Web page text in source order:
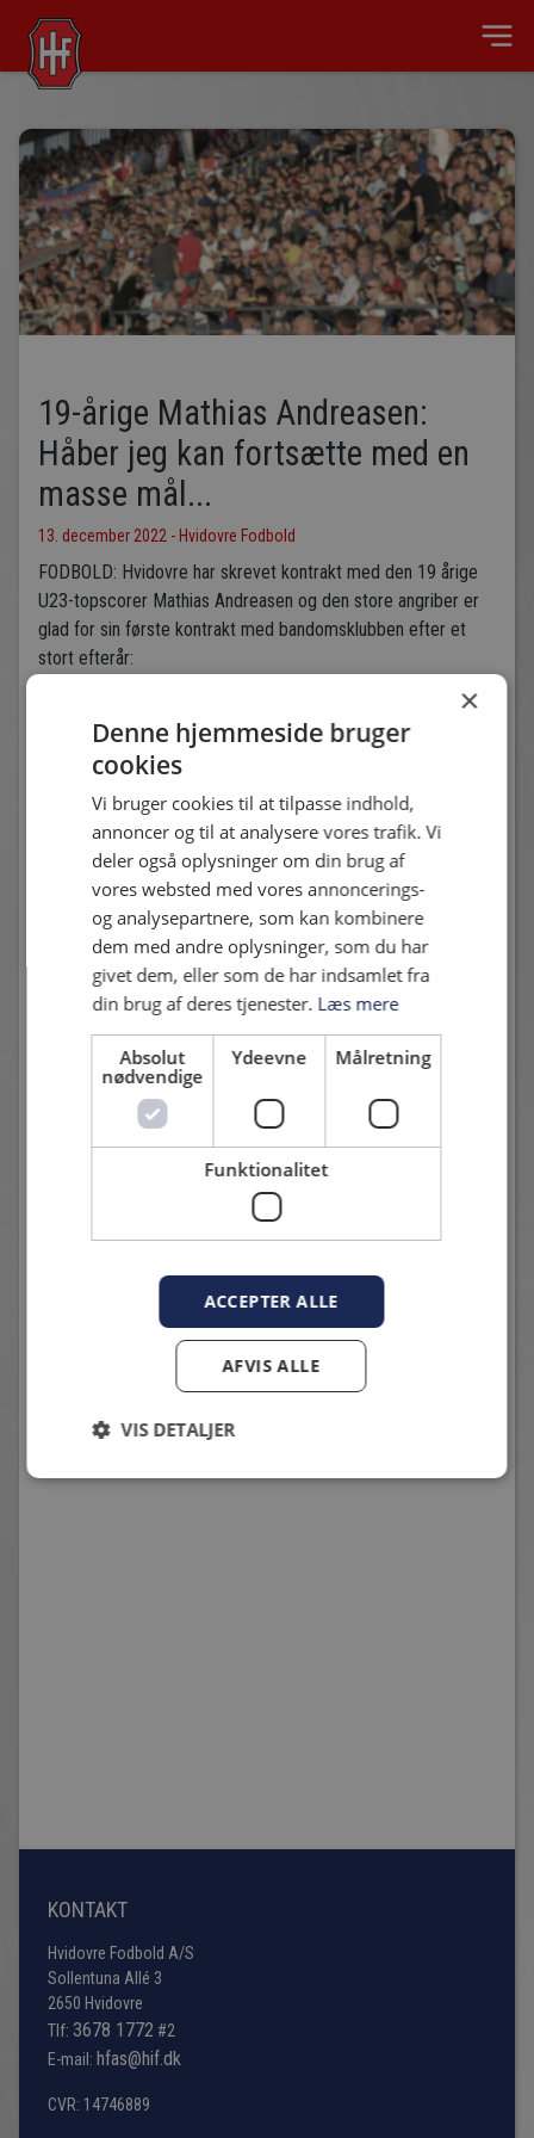
19-årige Mathias Andreasen:
Håber jeg kan fortsætte med en
masse mål...
13. december 2022 - Hvidovre Fodbold
FODBOLD: Hvidovre har skrevet kontrakt med den 19 årige
U23-topscorer Mathias Andreasen og den store angriber er
glad for sin første kontrakt med bandomsklubben efter et
stort efterår:
Andre nyheder
TRÆNINGSKAMP I DAG: HVIDOVRE TAGER IMOD
FREMAD AMAGER
7. juli 2026 - Karsten Madsen
Kampdag
START XI MOD NÆSTVED I BETANO POKALEN
6. august 2026 - Karsten Madsen
Fem nye i start opstillingen
KONTAKT
Hvidovre Fodbold A/S
Sollentuna Allé 3
2650 Hvidovre
Tlf: 3678 1772 #2
E-mail: hfas@hif.dk
CVR: 14746889
×
Denne hjemmeside bruger
cookies
Vi bruger cookies til at tilpasse indhold,
annoncer og til at analysere vores trafik. Vi
deler også oplysninger om din brug af
vores websted med vores annoncerings-
og analysepartnere, som kan kombinere
dem med andre oplysninger, som du har
givet dem, eller som de har indsamlet fra
din brug af deres tjenester. Læs mere
Absolut
nødvendige
Ydeevne Målretning
Funktionalitet
ACCEPTER ALLE
AFVIS ALLE
VIS DETALJER